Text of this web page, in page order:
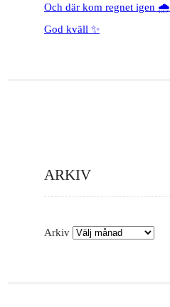
Och där kom regnet igen 🌧️
God kväll ✨
ARKIV
Arkiv